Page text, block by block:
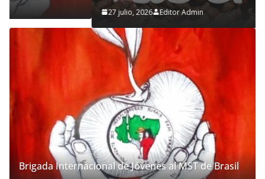
27 julio, 2026 Editor Admin
Brigada Internacional de Jóvenes al MST de Brasil